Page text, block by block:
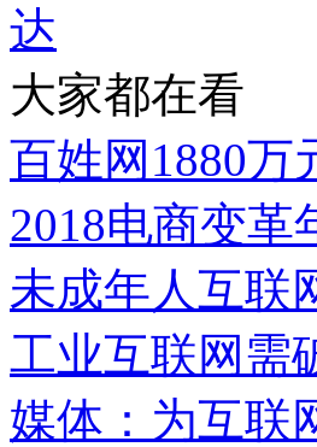
达
大家都在看
百姓网1880万
2018电商变革
未成年人互联
工业互联网需
媒体：为互联